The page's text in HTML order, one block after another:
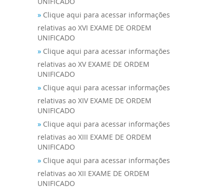
» Clique aqui para acessar informações
relativas ao XVI EXAME DE ORDEM
UNIFICADO
» Clique aqui para acessar informações
relativas ao XV EXAME DE ORDEM
UNIFICADO
» Clique aqui para acessar informações
relativas ao XIV EXAME DE ORDEM
UNIFICADO
» Clique aqui para acessar informações
relativas ao XIII EXAME DE ORDEM
UNIFICADO
» Clique aqui para acessar informações
relativas ao XII EXAME DE ORDEM
UNIFICADO